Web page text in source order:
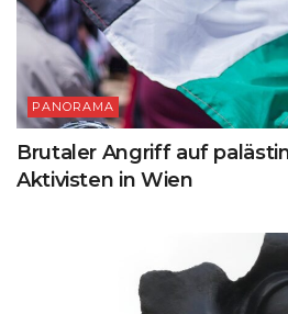
PANORAMA
Brutaler Angriff auf
Aktivisten in Wien